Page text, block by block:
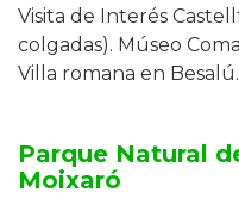
Visita de Interés
colgadas). Múseo
Villa romana en
Parque Natural
Moixaró